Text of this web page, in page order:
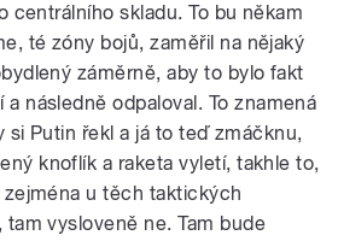
centrálního skladu. To bu někam
té zóny bojů, zaměřil na nějaký
záměrně, aby to bylo fakt
následně odpaloval. To znamená
si Putin řekl a já to teď zmáčknu,
knoflík a raketa vyletí, takhle to,
u těch taktických
vysloveně ne. Tam bude